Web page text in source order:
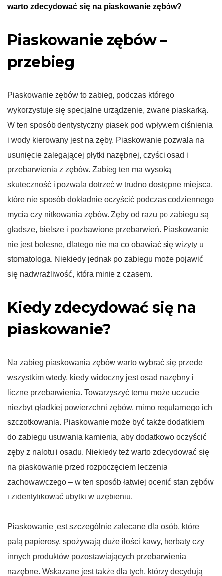
warto zdecydować się na piaskowanie zębów?
Piaskowanie zębów –
przebieg
Piaskowanie zębów to zabieg, podczas którego
wykorzystuje się specjalne urządzenie, zwane piaskarką.
W ten sposób dentystyczny piasek pod wpływem ciśnienia
i wody kierowany jest na zęby. Piaskowanie pozwala na
usunięcie zalegającej płytki nazębnej, czyści osad i
przebarwienia z zębów. Zabieg ten ma wysoką
skuteczność i pozwala dotrzeć w trudno dostępne miejsca,
które nie sposób dokładnie oczyścić podczas codziennego
mycia czy nitkowania zębów. Zęby od razu po zabiegu są
gładsze, bielsze i pozbawione przebarwień. Piaskowanie
nie jest bolesne, dlatego nie ma co obawiać się wizyty u
stomatologa. Niekiedy jednak po zabiegu może pojawić
się nadwrażliwość, która minie z czasem.
Kiedy zdecydować się na
piaskowanie?
Na zabieg piaskowania zębów warto wybrać się przede
wszystkim wtedy, kiedy widoczny jest osad nazębny i
liczne przebarwienia. Towarzyszyć temu może uczucie
niezbyt gładkiej powierzchni zębów, mimo regularnego ich
szczotkowania. Piaskowanie może być także dodatkiem
do zabiegu usuwania kamienia, aby dodatkowo oczyścić
zęby z nalotu i osadu. Niekiedy też warto zdecydować się
na piaskowanie przed rozpoczęciem leczenia
zachowawczego – w ten sposób łatwiej ocenić stan zębów
i zidentyfikować ubytki w uzębieniu.
Piaskowanie jest szczególnie zalecane dla osób, które
palą papierosy, spożywają duże ilości kawy, herbaty czy
innych produktów pozostawiających przebarwienia
nazębne. Wskazane jest także dla tych, którzy decydują